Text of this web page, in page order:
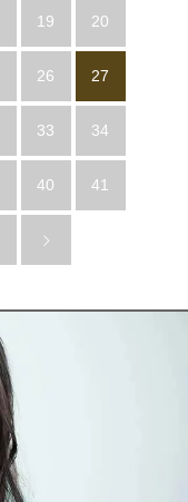
19 20
26 27
33 34
40 41